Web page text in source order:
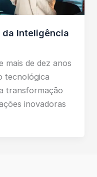
Inteligência
mais de dez anos
tecnológica
transformação
inovadoras